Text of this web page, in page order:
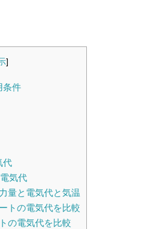
]
条件
代
気代
量と電気代と気温
トの電気代を比較
の電気代を比較